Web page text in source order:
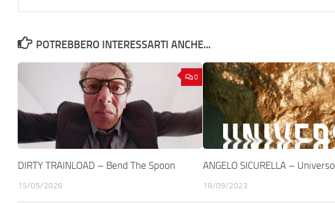
POTREBBERO INTERESSARTI ANCHE...
0
DIRTY TRAINLOAD – Bend The Spoon
15/05/2026
ANGELO SICURELLA – Universo
18/09/2023